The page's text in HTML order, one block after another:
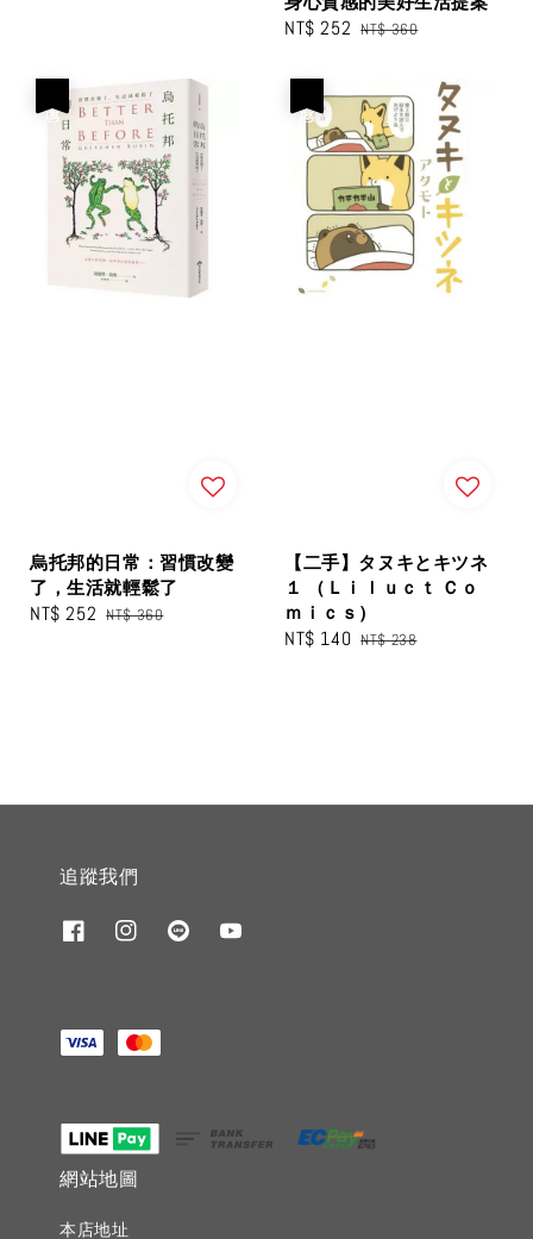
Sale
NT$ 252 Regular
NT$ 360
烏托邦的日常：習慣改變
了，生活就輕鬆了
Sale
NT$ 252 Regular
NT$ 360
【二手】タヌキとキツネ
１ （Ｌｉｌｕｃｔ Ｃｏ
ｍｉｃｓ）
Sale
NT$ 140 Regular
NT$ 238
追蹤我們
網站地圖
本店地址